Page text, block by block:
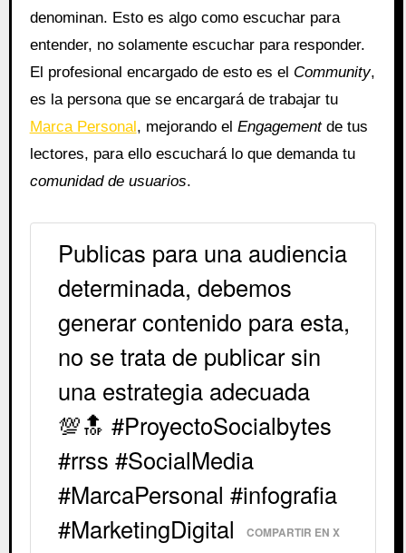
denominan. Esto es algo como escuchar para
entender, no solamente escuchar para responder.
El profesional encargado de esto es el Community,
es la persona que se encargará de trabajar tu
Marca Personal, mejorando el Engagement de tus
lectores, para ello escuchará lo que demanda tu
comunidad de usuarios.
Publicas para una audiencia
determinada, debemos
generar contenido para esta,
no se trata de publicar sin
una estrategia adecuada
💯🔝 #ProyectoSocialbytes
#rrss #SocialMedia
#MarcaPersonal #infografia
#MarketingDigital
COMPARTIR EN X